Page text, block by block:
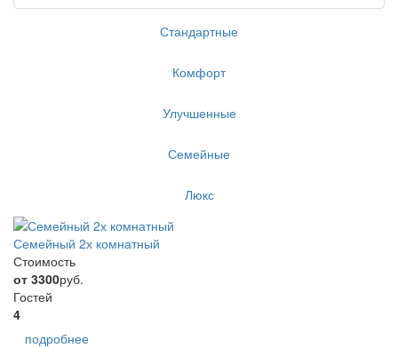
Стандартные
Комфорт
Улучшенные
Семейные
Люкс
Семейный 2х комнатный
Стоимость
от 3300руб.
Гостей
4
подробнее